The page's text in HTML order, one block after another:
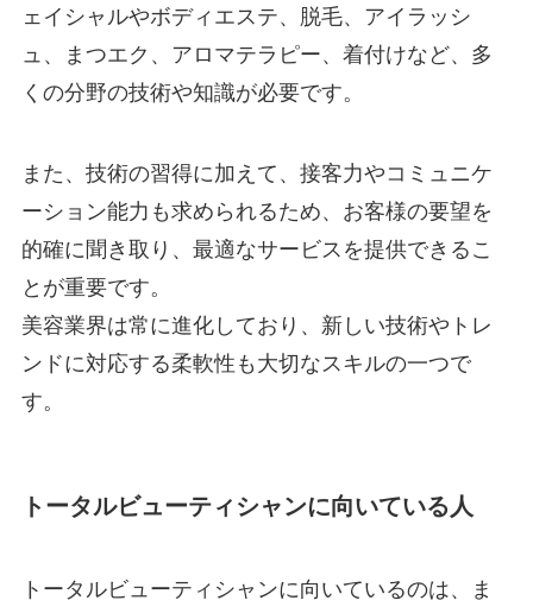
ェイシャルやボディエステ、脱毛、アイラッシ
ュ、まつエク、アロマテラピー、着付けなど、多
くの分野の技術や知識が必要です。
また、技術の習得に加えて、接客力やコミュニケ
ーション能力も求められるため、お客様の要望を
的確に聞き取り、最適なサービスを提供できるこ
とが重要です。
美容業界は常に進化しており、新しい技術やトレ
ンドに対応する柔軟性も大切なスキルの一つで
す。
トータルビューティシャンに向いている人
トータルビューティシャンに向いているのは、ま